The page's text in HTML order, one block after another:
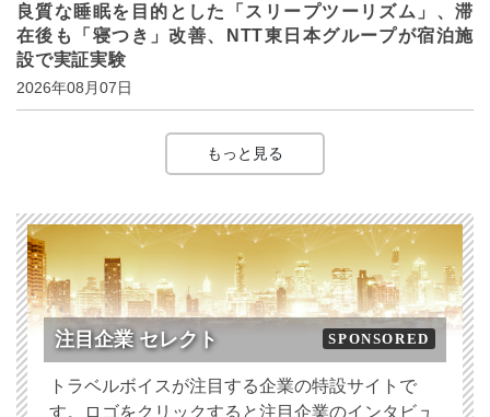
良質な睡眠を目的とした「スリープツーリズム」、滞
在後も「寝つき」改善、NTT東日本グループが宿泊施
設で実証実験
2026年08月07日
もっと見る
注目企業 セレクト SPONSORED
トラベルボイスが注目する企業の特設サイトで
す。ロゴをクリックすると注目企業のインタビュ